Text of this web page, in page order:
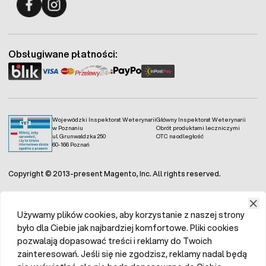
Wojewódzki Inspektorat Weterynarii
w Poznaniu
ul. Grunwaldzka 250
60-166 Poznań
Główny Inspektorat Weterynarii
Obrót produktami leczniczymi
OTC na odległość
Obsługiwane płatności:
Copyright © 2013-present Magento, Inc. All rights reserved.
Używamy plików cookies, aby korzystanie z naszej strony
było dla Ciebie jak najbardziej komfortowe. Pliki cookies
pozwalają dopasować treści i reklamy do Twoich
zainteresowań. Jeśli się nie zgodzisz, reklamy nadal będą